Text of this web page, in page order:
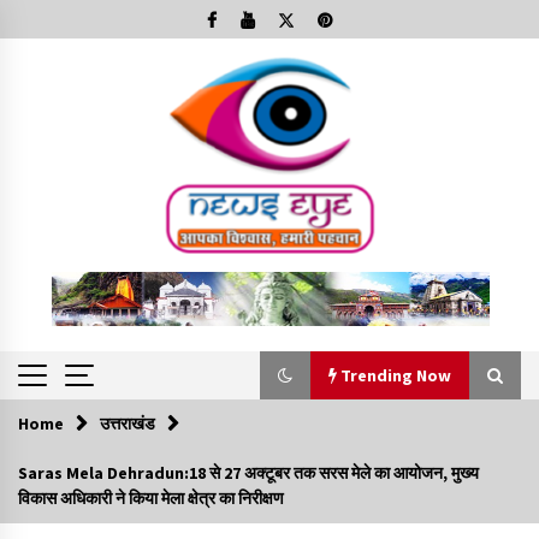
to
Trending Now
Trending Now
Minorities Rights Day : विश्व अल्पसंख्यक अधिकार दिवस
कार्यक्रम में शामिल हुए सीएम,आधुनिक मदरसों का नाम अब्दुल कलाम के नाम
Home उत्तराखंड
Saras Mela Dehradun:18 से 27 अक्टूबर तक सरस मेले का आयोजन, मुख्य
विकास अधिकारी ने किया मेला क्षेत्र का निरीक्षण